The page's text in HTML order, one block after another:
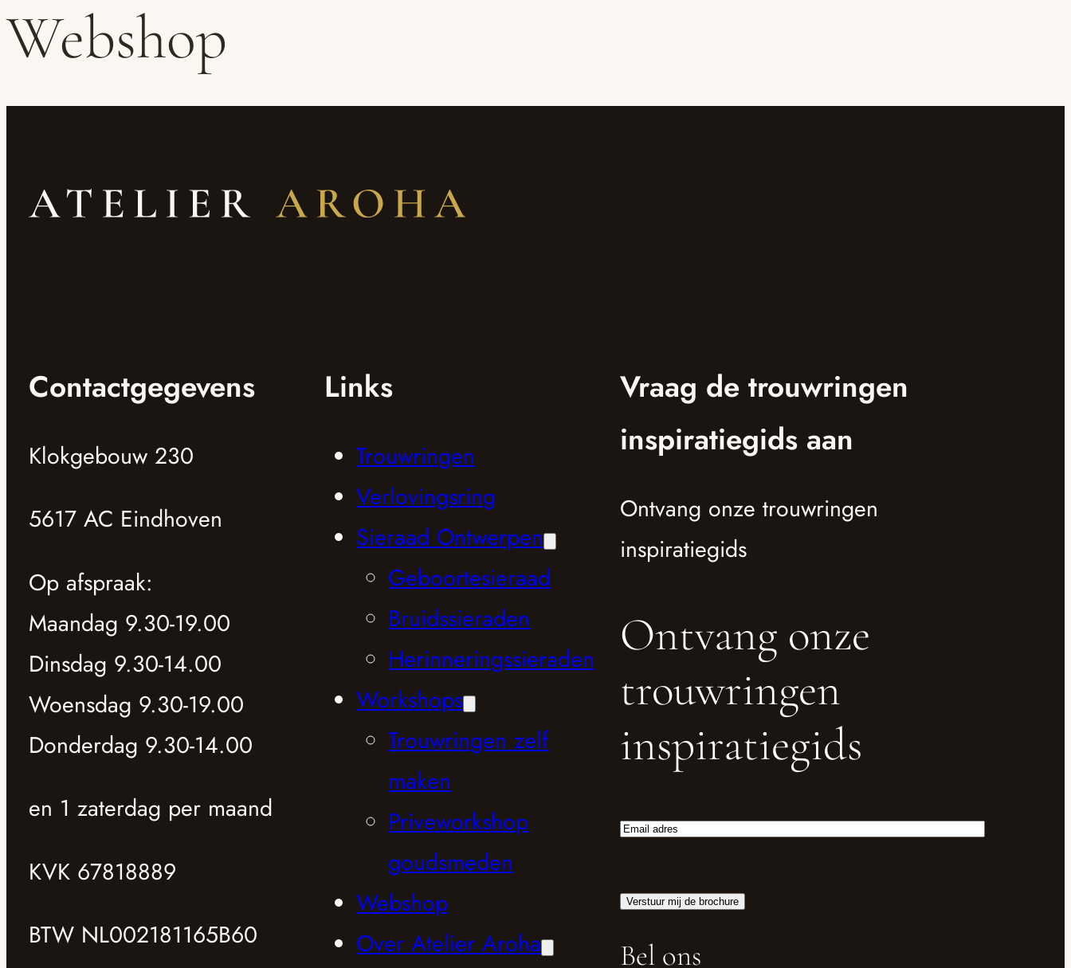
Webshop
Contactgegevens
Klokgebouw 230
5617 AC Eindhoven
Op afspraak:
Maandag 9.30-19.00
Dinsdag 9.30-14.00
Woensdag 9.30-19.00
Donderdag 9.30-14.00
en 1 zaterdag per maand
KVK 67818889
BTW NL002181165B60
Links
Trouwringen
Verlovingsring
Sieraad Ontwerpen
Geboortesieraad
Bruidssieraden
Herinneringssieraden
Workshops
Trouwringen zelf
maken
Priveworkshop
goudsmeden
Webshop
Over Atelier Aroha
Vraag de trouwringen
inspiratiegids aan
Ontvang onze trouwringen
inspiratiegids
Ontvang onze
trouwringen
inspiratiegids
Email
Bel ons